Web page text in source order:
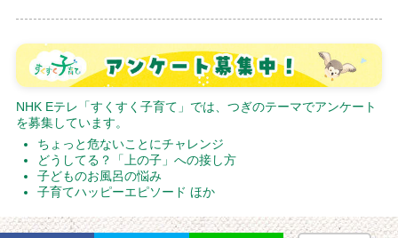
NHK Eテレ「すくすく子育て」では、つぎのテーマでアンケート
を募集しています。
ちょっと危ないことにチャレンジ
どうしてる？「上の子」への接し方
子どものお風呂の悩み
子育てハッピーエピソード ほか